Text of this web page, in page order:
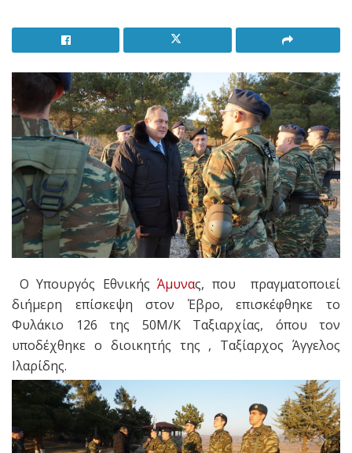
Ο Υπουργός ΕθνικήςΆμυνας, που πραγματοποιεί
διήμερη επίσκεψη στον Έβρο, επισκέφθηκε το
Φυλάκιο 126 της 50Μ/Κ Ταξιαρχίας, όπου τον
υποδέχθηκε ο διοικητής της , Ταξίαρχος Άγγελος
Ιλαρίδης.